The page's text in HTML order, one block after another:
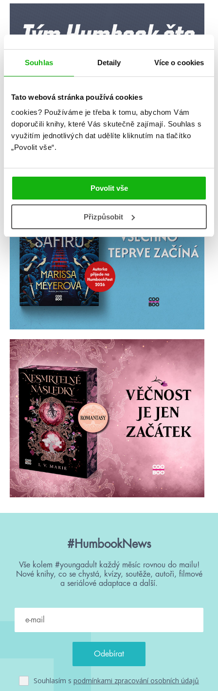
Souhlas Detaily Více o cookies
Tato webová stránka používá cookies
cookies? Používáme je třeba k tomu, abychom Vám
doporučili knihy, které Vás skutečně zajímají. Souhlas s
využitím jednotlivých dat udělíte kliknutím na tlačítko
„Povolit vše“.
Povolit vše
Přizpůsobit
#HumbookNews
Vše kolem #youngadult každý měsíc rovnou do mailu!
Nové knihy, co se chystá, kvízy, soutěže, autoři, filmové
a seriálové adaptace a další.
Souhlasím s podmínkami zpracování osobních údajů